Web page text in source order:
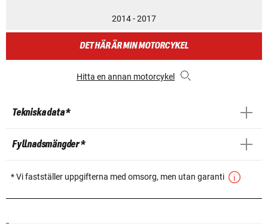
2014 - 2017
DET HÄR ÄR MIN MOTORCYKEL
Hitta en annan motorcykel
Tekniska data *
Fyllnadsmängder *
* Vi fastställer uppgifterna med omsorg, men utan garanti